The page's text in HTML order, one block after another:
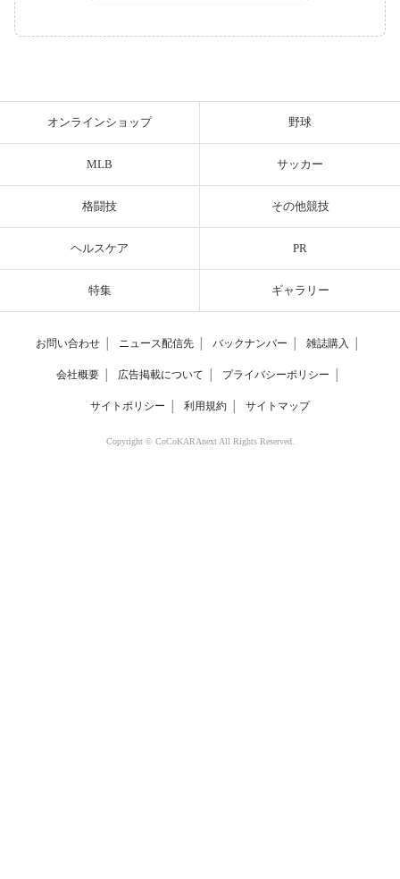
オンラインショップ 野球
MLB サッカー
格闘技 その他競技
ヘルスケア PR
特集 ギャラリー
お問い合わせ ニュース配信先 バックナンバー 雑誌購入
会社概要 広告掲載について プライバシーポリシー
サイトポリシー 利用規約 サイトマップ
Copyright © CoCoKARAnext All Rights Reserved.